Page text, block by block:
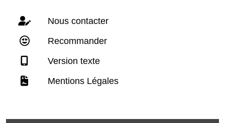
Nous contacter
Recommander
Version texte
Mentions Légales